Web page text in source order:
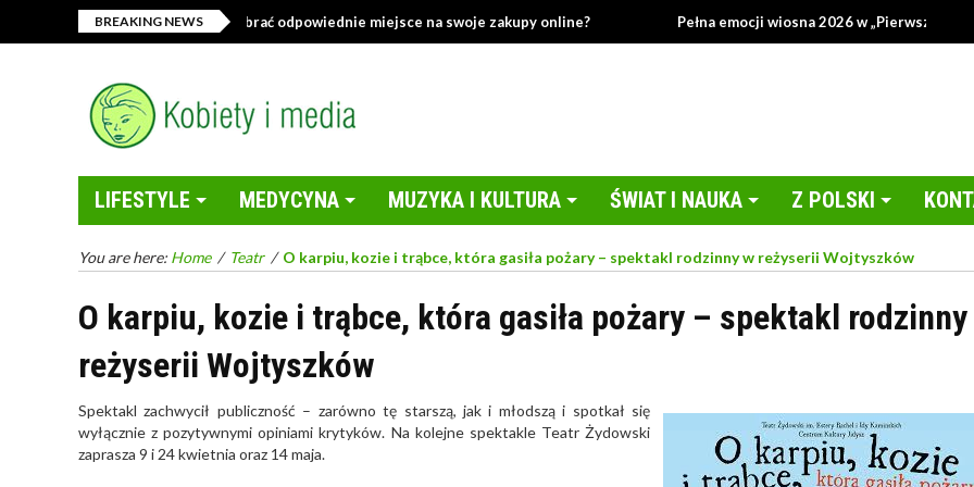
BREAKING NEWS
Sklep z tekstyliami – jak wybrać odpowiednie miejsce na swoje zakupy online? Pełna emocji wiosna 2026 w „Pierwszej miłości”!
LIFESTYLE MEDYCYNA MUZYKA I KULTURA ŚWIAT I NAUKA Z POLSKI
You are here: Home / Teatr / O karpiu, kozie i trąbce, która gasiła pożary – spektakl rodzinny w reżyserii Wojtyszków
O karpiu, kozie i trąbce, która gasiła pożary – spektakl rodzinny
reżyserii Wojtyszków
Spektakl zachwycił publiczność – zarówno tę starszą, jak i młodszą i spotkał się
wyłącznie z pozytywnymi opiniami krytyków. Na kolejne spektakle Teatr Żydowski
zaprasza 9 i 24 kwietnia oraz 14 maja.